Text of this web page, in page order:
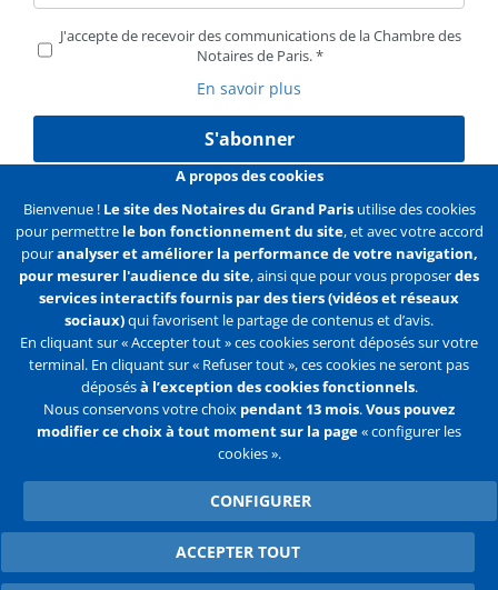
J'accepte de recevoir des communications de la Chambre des
Notaires de Paris.
En savoir plus
S'abonner
Liens Mentions légales Données personnelles
Politique des cookies Configurer les cookies
Liens
2e
ligne
Accueil Contact Plan du site
Flux
FacebookYoutube
Twitter
A propos des cookies
Bienvenue ! Le site des Notaires du Grand Parisutilise des cookies
pour permettre le bon fonctionnement du site, et avec votre accord
pouranalyser et améliorer la performance de votre navigation,
pour mesurer l'audience du site, ainsi que pour vous proposerdes
services interactifs fournis par des tiers (vidéos et réseaux
sociaux)qui favorisent le partage de contenus et d’avis.
En cliquant sur « Accepter tout » ces cookies seront déposés sur votre
terminal. En cliquant sur « Refuser tout », ces cookies ne seront pas
déposésà l’exception des cookies fonctionnels.
Nous conservons votre choix pendant 13 mois.Vous pouvez
modifier ce choix à tout moment sur la page« configurer les
cookies ».
CONFIGURER
ACCEPTER TOUT
WITHDRAW CONSENT